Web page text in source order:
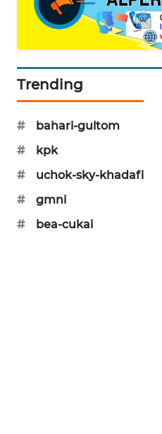
Trending
#
bahari-gultom
#
kpk
#
uchok-sky-khadafi
#
gmni
#
bea-cukai
LPKKI
PORTAL
KONSUMEN
ALPERKLINAS